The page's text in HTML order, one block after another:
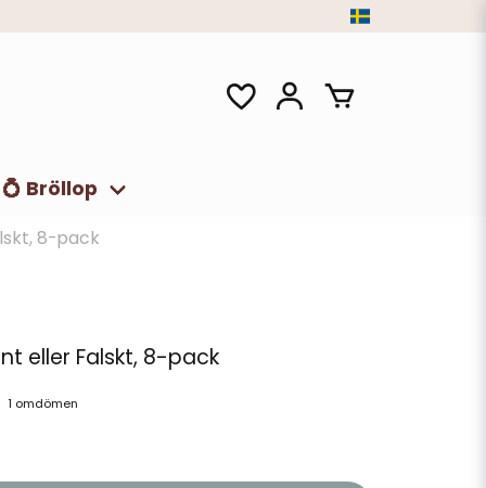
💍 Bröllop
8-pack
eller Falskt, 8-pack
1 omdömen